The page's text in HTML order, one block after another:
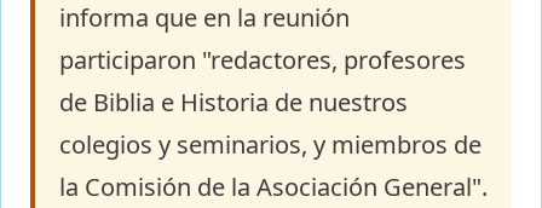
informa que en la reunión
participaron "redactores, profesores
de Biblia e Historia de nuestros
colegios y seminarios, y miembros de
la Comisión de la Asociación General".